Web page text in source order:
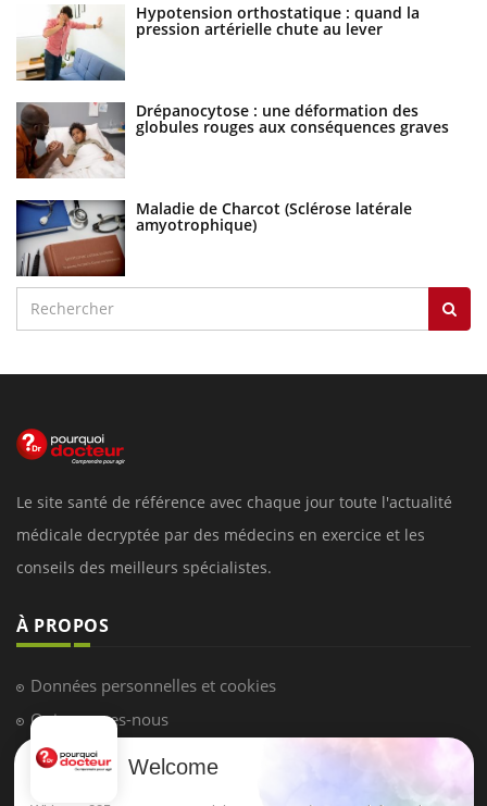
Hypotension orthostatique : quand la
pression artérielle chute au lever
Drépanocytose : une déformation des
globules rouges aux conséquences graves
Maladie de Charcot (Sclérose latérale
amyotrophique)
Le site santé de référence avec chaque jour toute l'actualité
médicale decryptée par des médecins en exercice et les
conseils des meilleurs spécialistes.
À PROPOS
Données personnelles et cookies
Qui sommes-nous
Conditions d'utilisation
Welcome